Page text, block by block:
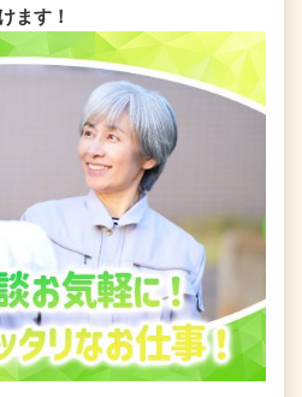
ます！